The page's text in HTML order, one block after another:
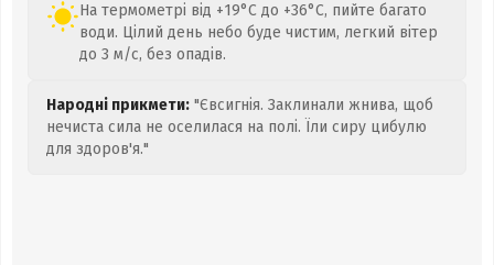
На термометрі від +19°C до +36°C, пийте багато
води. Цілий день небо буде чистим, легкий вітер
до 3 м/с, без опадів.
Народні прикмети: "Євсигнія. Заклинали жнива, щоб
нечиста сила не оселилася на полі. Їли сиру цибулю
для здоров'я."